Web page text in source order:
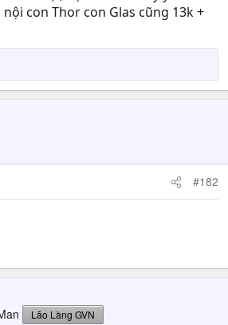
con Thor con Glas cũng 13k +
#182
Lão Làng GVN